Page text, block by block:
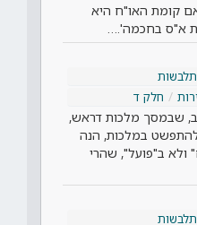
קומת האו"ח היא
א"ס בחכמה'.…
חלק ד
שבמסך מלכות דראש,
במלכות, הנה
ולא ב"פועל", שהרי